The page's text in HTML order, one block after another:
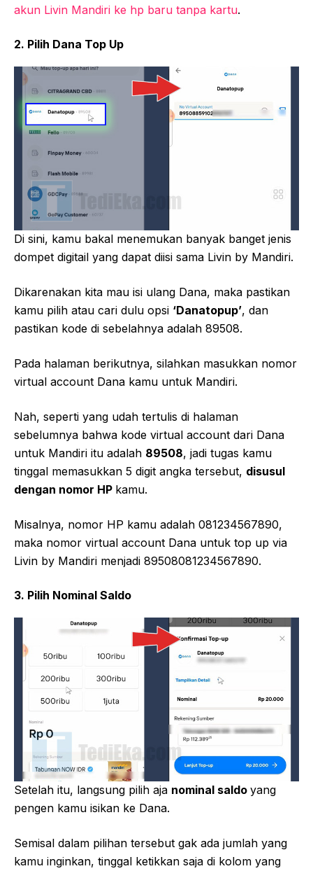
akun Livin Mandiri ke hp baru tanpa kartu.
2. Pilih Dana Top Up
Di sini, kamu bakal menemukan banyak banget jenis
dompet digitail yang dapat diisi sama Livin by Mandiri.
Dikarenakan kita mau isi ulang Dana, maka pastikan
kamu pilih atau cari dulu opsi ‘Danatopup’, dan
pastikan kode di sebelahnya adalah 89508.
Pada halaman berikutnya, silahkan masukkan nomor
virtual account Dana kamu untuk Mandiri.
Nah, seperti yang udah tertulis di halaman
sebelumnya bahwa kode virtual account dari Dana
untuk Mandiri itu adalah 89508, jadi tugas kamu
tinggal memasukkan 5 digit angka tersebut, disusul
dengan nomor HP kamu.
Misalnya, nomor HP kamu adalah 081234567890,
maka nomor virtual account Dana untuk top up via
Livin by Mandiri menjadi 89508081234567890.
3. Pilih Nominal Saldo
Setelah itu, langsung pilih aja nominal saldo yang
pengen kamu isikan ke Dana.
Semisal dalam pilihan tersebut gak ada jumlah yang
kamu inginkan, tinggal ketikkan saja di kolom yang